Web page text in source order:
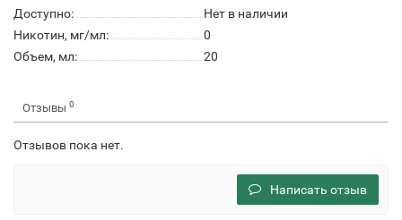
Доступно:
Нет в наличии
Никотин, мг/мл:
0
Объем, мл:
20
Отзывы 0
Отзывов пока нет.
Написать отзыв